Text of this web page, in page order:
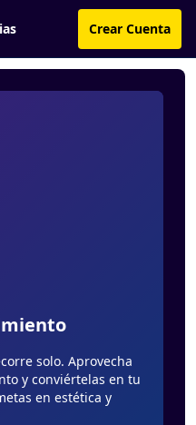
Crear Cuenta
solo. Aprovecha
y conviértelas en tu
en estética y